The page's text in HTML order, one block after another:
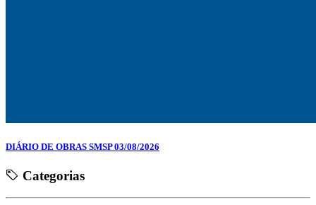
DIÁRIO DE OBRAS SMSP 03/08/2026
Categorias